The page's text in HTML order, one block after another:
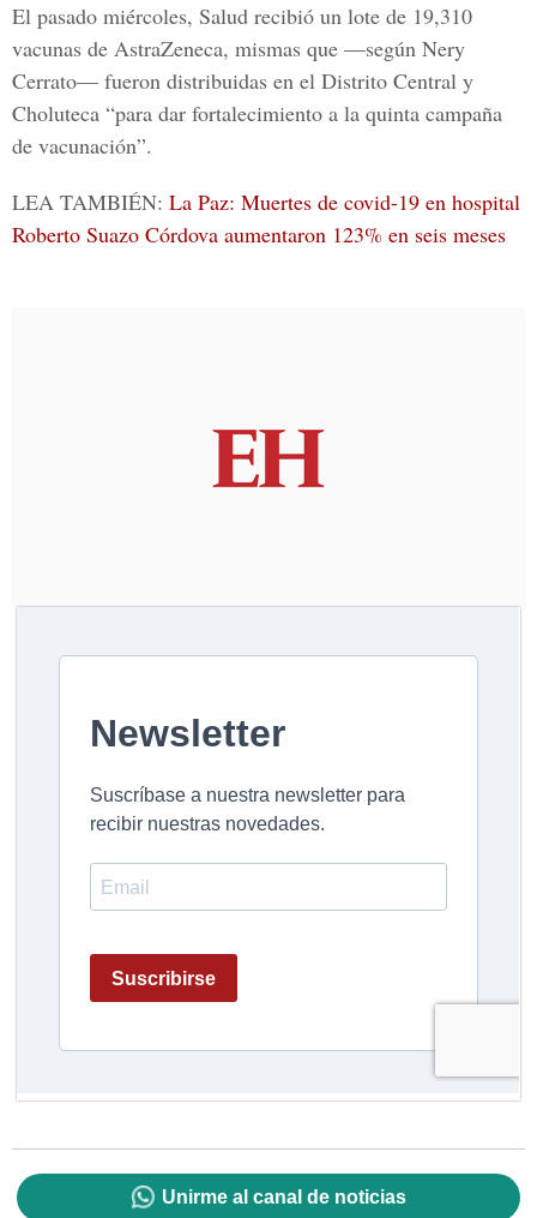
El pasado miércoles, Salud recibió un lote de 19,310
vacunas de AstraZeneca, mismas que —según Nery
Cerrato— fueron distribuidas en el Distrito Central y
Choluteca “para dar fortalecimiento a la quinta campaña
de vacunación”.
LEA TAMBIÉN: La Paz: Muertes de covid-19 en hospital
Roberto Suazo Córdova aumentaron 123% en seis meses
Unirme al canal de noticias